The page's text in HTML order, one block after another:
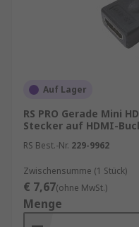
Auf Lager
RS PRO Gerade Mini
Stecker auf HDMI-
RS Best.-Nr. 229-9962
Zwischensumme (1 Stück)
€ 7,67(ohne MwSt.)
Menge